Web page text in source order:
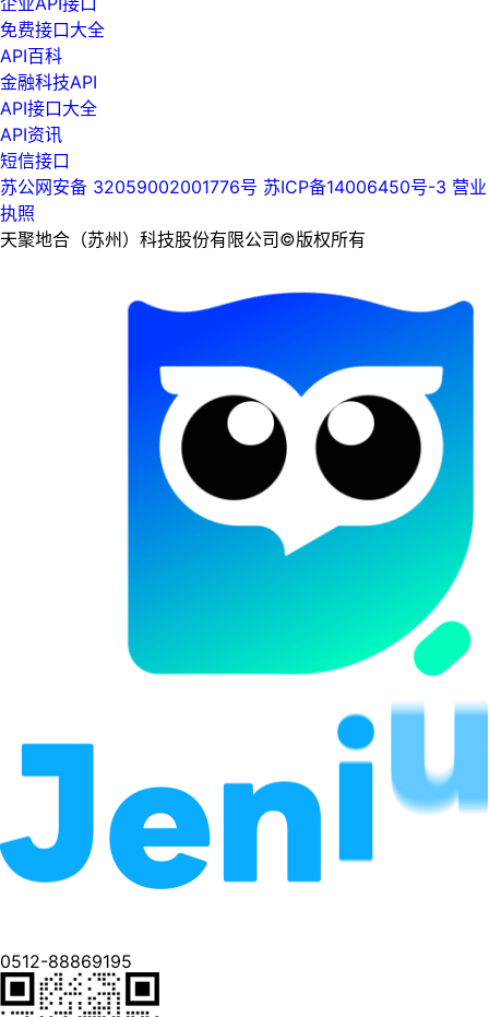
免费接口大全
API百科
金融科技API
API接口大全
API资讯
短信接口
苏公网安备 32059002001776号 苏ICP备14006450号-3 营业
执照
天聚地合（苏州）科技股份有限公司©版权所有
0512-88869195